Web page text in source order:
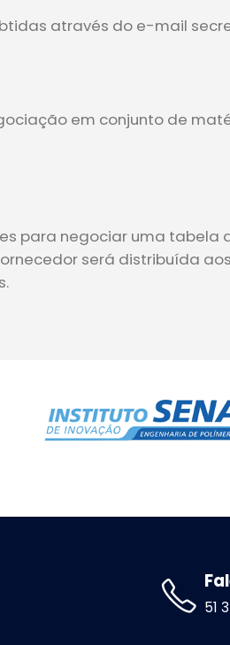
através do e-mail
em conjunto de
para negociar uma
será distribuída
51